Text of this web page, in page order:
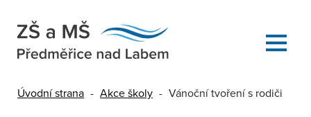
Úvodní strana - Akce školy - Vánoční tvoření s rodiči